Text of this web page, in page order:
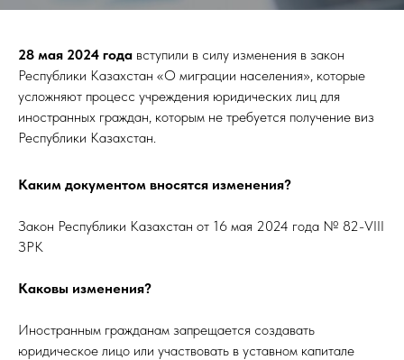
28 мая 2024 года вступили в силу изменения в закон
Республики Казахстан «О миграции населения», которые
усложняют процесс учреждения юридических лиц для
иностранных граждан, которым не требуется получение виз
Республики Казахстан.
Каким документом вносятся изменения?
Закон Республики Казахстан от 16 мая 2024 года № 82-VIII
ЗРК
Каковы изменения?
Иностранным гражданам запрещается создавать
юридическое лицо или участвовать в уставном капитале